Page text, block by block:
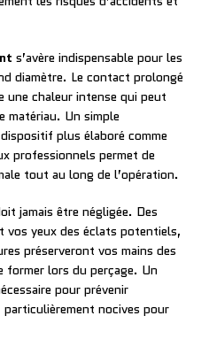
s’avère indispensable pour les
diamètre. Le contact prolongé
une chaleur intense qui peut
matériau. Un simple
plus élaboré comme
professionnels permet de
tout au long de l’opération.
jamais être négligée. Des
yeux des éclats potentiels,
préserveront vos mains des
lors du perçage. Un
pour prévenir
nocives pour